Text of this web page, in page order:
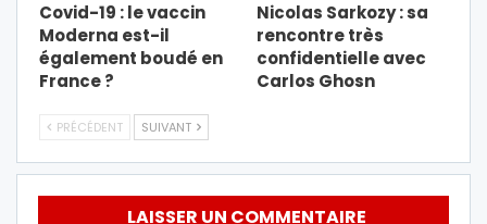
Covid-19 : le vaccin
Moderna est-il
également boudé en
France ?
Nicolas Sarkozy : sa
rencontre très
confidentielle avec
Carlos Ghosn
PRÉCÉDENT SUIVANT
LAISSER UN COMMENTAIRE